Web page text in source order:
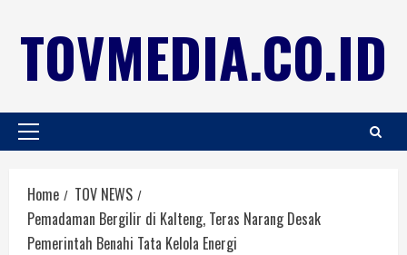
TOVMEDIA.CO.ID
Home
TOV NEWS
Pemadaman Bergilir di Kalteng, Teras Narang Desak
Pemerintah Benahi Tata Kelola Energi